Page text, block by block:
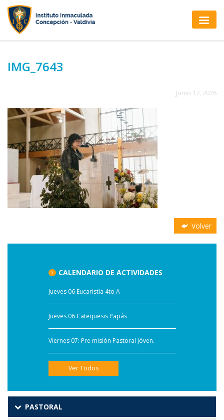
IMG_7643
Junio 17, 2026
Volver
CALENDARIO DE ACTIVIDADES
Jueves 06 Eucaristía 4to A
Jueves 06 Catequesis Papás
Viernes 07: Pre misión Pastoral Jóven.
Ver Todos
PASTORAL